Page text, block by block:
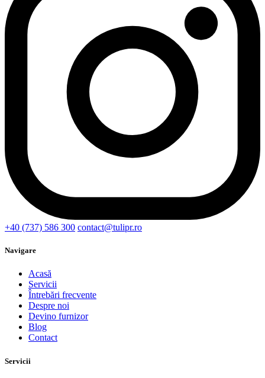
+40 (737) 586 300 contact@tulipr.ro
Navigare
Acasă
Servicii
Întrebări frecvente
Despre noi
Devino furnizor
Blog
Contact
Servicii